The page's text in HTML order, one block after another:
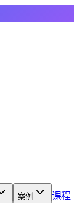
案例
课程